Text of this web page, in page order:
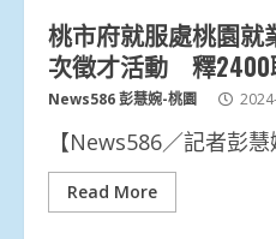
桃市府就服處桃園就
次徵才活動 釋2400
News586 彭慧婉-桃園
【News586／記者彭
Read More